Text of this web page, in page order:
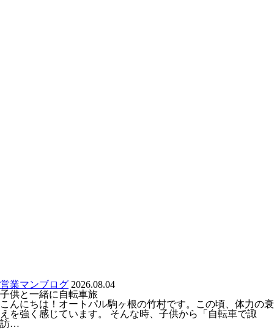
営業マンブログ 2026.08.04
子供と一緒に自転車旅
こんにちは！オートパル駒ヶ根の竹村です。この頃、体力の衰
えを強く感じています。 そんな時、子供から「自転車で諏
訪…